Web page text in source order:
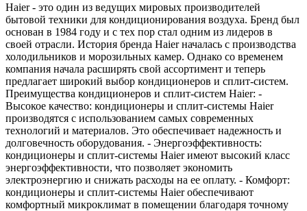
Haier - это один из ведущих мировых производителей
бытовой техники для кондиционирования воздуха. Бренд был
основан в 1984 году и с тех пор стал одним из лидеров в
своей отрасли. История бренда Haier началась с производства
холодильников и морозильных камер. Однако со временем
компания начала расширять свой ассортимент и теперь
предлагает широкий выбор кондиционеров и сплит-систем.
Преимущества кондиционеров и сплит-систем Haier: -
Высокое качество: кондиционеры и сплит-системы Haier
производятся с использованием самых современных
технологий и материалов. Это обеспечивает надежность и
долговечность оборудования. - Энергоэффективность:
кондиционеры и сплит-системы Haier имеют высокий класс
энергоэффективности, что позволяет экономить
электроэнергию и снижать расходы на ее оплату. - Комфорт:
кондиционеры и сплит-системы Haier обеспечивают
комфортный микроклимат в помещении благодаря точному